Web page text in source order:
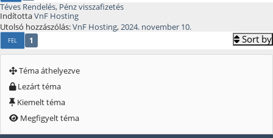
Téves Rendelés, Pénz visszafizetés
IndítottaVnF Hosting
Utolsó hozzászólás:VnF Hosting,2024. november 10.
FEL 1 Sort by
Téma áthelyezve
Lezárt téma
Kiemelt téma
Megfigyelt téma